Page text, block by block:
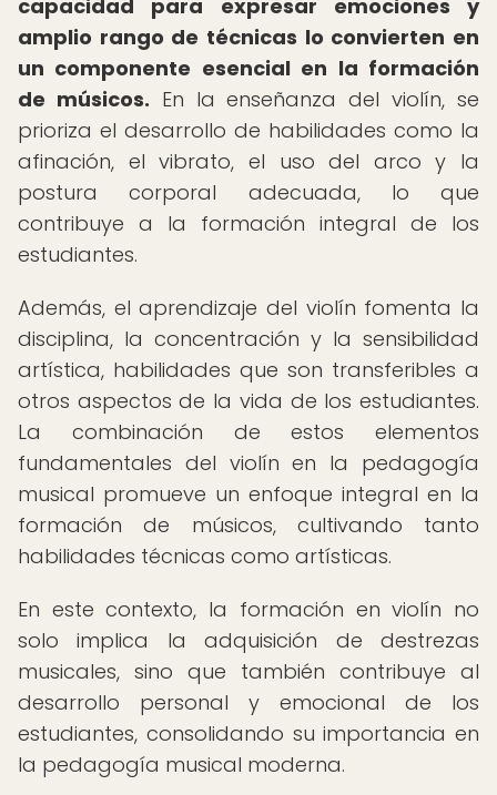
capacidad para expresar emociones y
amplio rango de técnicas lo convierten en
un componente esencial en la formación
de músicos. En la enseñanza del violín, se
prioriza el desarrollo de habilidades como la
afinación, el vibrato, el uso del arco y la
postura corporal adecuada, lo que
contribuye a la formación integral de los
estudiantes.
Además, el aprendizaje del violín fomenta la
disciplina, la concentración y la sensibilidad
artística, habilidades que son transferibles a
otros aspectos de la vida de los estudiantes.
La combinación de estos elementos
fundamentales del violín en la pedagogía
musical promueve un enfoque integral en la
formación de músicos, cultivando tanto
habilidades técnicas como artísticas.
En este contexto, la formación en violín no
solo implica la adquisición de destrezas
musicales, sino que también contribuye al
desarrollo personal y emocional de los
estudiantes, consolidando su importancia en
la pedagogía musical moderna.